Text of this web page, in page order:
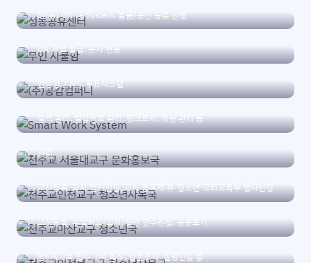
Smart Office System, 물품/공간 공유 신청
무인 사물함
QR 개별 발급, 문자 연동
(주)공감컴퍼니
반응형, CMS, 투표시스템
Smart Work System
실적 관리, 발급번호 관리, 링크트리, 직원 관리 등
천주교 서울대교구 문화홍보국
관리
천주교인천교구 청소년사목국
교사등록, 교사 행사신청, 교사 등록제 유·청소년·교리교육부 행사신청
천주교마산교구 청소년국
교사등록, 주일학교/교사/청년 연수신청, 공문보기
천주교의정부교구 청소년사목국
행사&교육 접수, QR 출석, 설문조사, 실명인증 등